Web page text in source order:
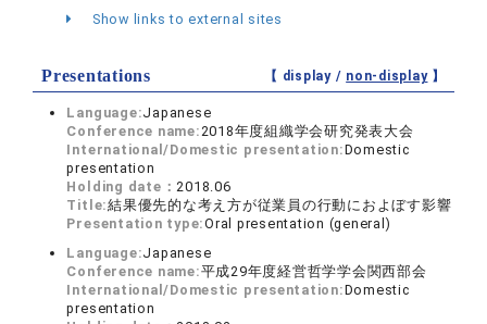
Show links to external sites
Presentations 【 display / non-display】
Language:Japanese
Conference name:2018年度組織学会研究発表大会
International/Domestic presentation:Domestic
presentation
Holding date：2018.06
Title:結果優先的な考え方が従業員の行動におよぼす影響
Presentation type:Oral presentation (general)
Language:Japanese
Conference name:平成29年度経営哲学学会関西部会
International/Domestic presentation:Domestic
presentation